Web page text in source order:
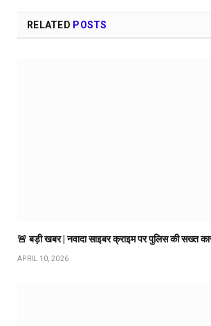
RELATED POSTS
🚨 बड़ी खबर | नवादा साइबर क्राइम पर पुलिस की सख्त
APRIL 10, 2026